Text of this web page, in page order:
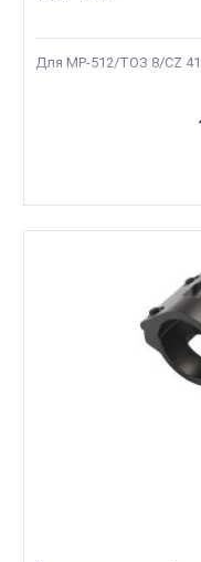
Для МР-512/ТОЗ 8/CZ